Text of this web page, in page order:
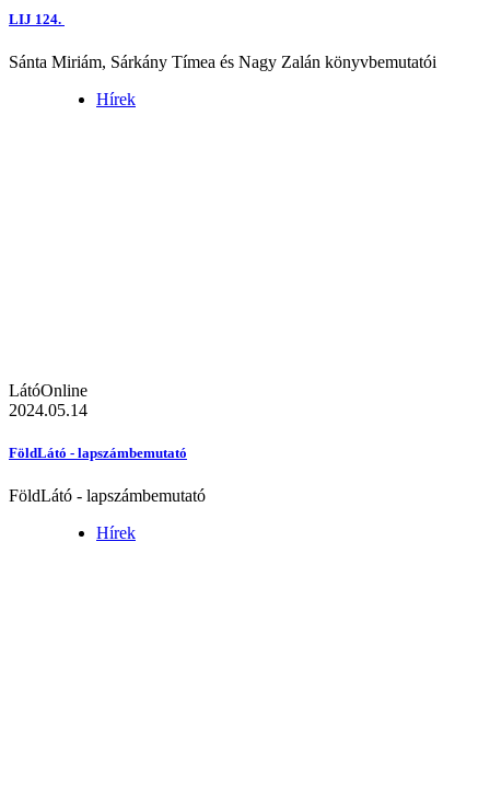
LIJ 124.
Sánta Miriám, Sárkány Tímea és Nagy Zalán könyvbemutatói
Hírek
LátóOnline
2024.05.14
FöldLátó - lapszámbemutató
FöldLátó - lapszámbemutató
Hírek